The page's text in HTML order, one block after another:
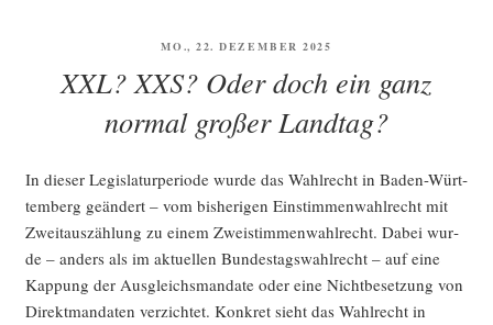
VERÖFFENTLICHT
MO., 22. DEZEMBER 2025
XXL? XXS? Oder doch ein ganz
normal großer Landtag?
In die­ser Legis­la­tur­pe­ri­ode wur­de das Wahl­recht in Baden-Würt­
tem­berg geän­dert – vom bis­he­ri­gen Ein­stim­men­wahl­recht mit
Zweit­aus­zäh­lung zu einem Zwei­stim­men­wahl­recht. Dabei wur­
de – anders als im aktu­el­len Bun­des­tags­wahl­recht – auf eine
Kap­pung der Aus­gleichs­man­da­te oder eine Nicht­be­set­zung von
Direkt­man­da­ten ver­zich­tet. Kon­kret sieht das Wahl­recht in